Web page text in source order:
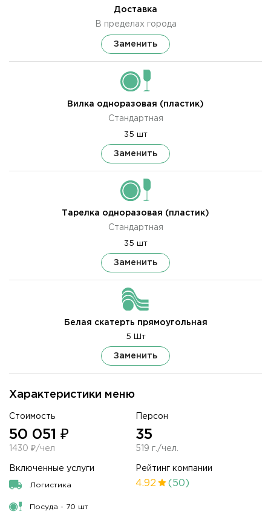
Характеристики меню
Стоимость
50 051 ₽
1430 ₽/чел
Персон
35
519 г./чел.
Включенные услуги
Логистика
Посуда - 70 шт
Рейтинг компании
4.92 (50)
Доставка
В пределах города
Заменить
Вилка одноразовая (пластик)
Стандартная
35 шт
Заменить
Тарелка одноразовая (пластик)
Стандартная
35 шт
Заменить
Белая скатерть прямоугольная
5 Шт
Заменить